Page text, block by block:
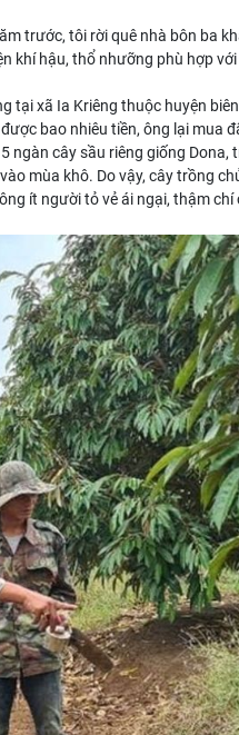
trước, tôi rời quê nhà bôn ba
khí hậu, thổ nhưỡng phù hợp
xã Ia Kriêng thuộc huyện
bao nhiêu tiền, ông lại
ngàn cây sầu riêng giống Dona,
mùa khô. Do vậy, cây trồng
ít người tỏ vẻ ái ngại, thậm